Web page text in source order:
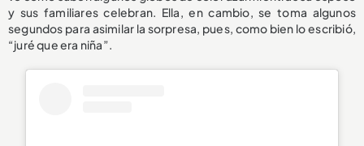
y sus familiares celebran. Ella, en cambio, se toma algunos
segundos para asimilar la sorpresa, pues, como bien lo escribió,
“juré que era niña”.